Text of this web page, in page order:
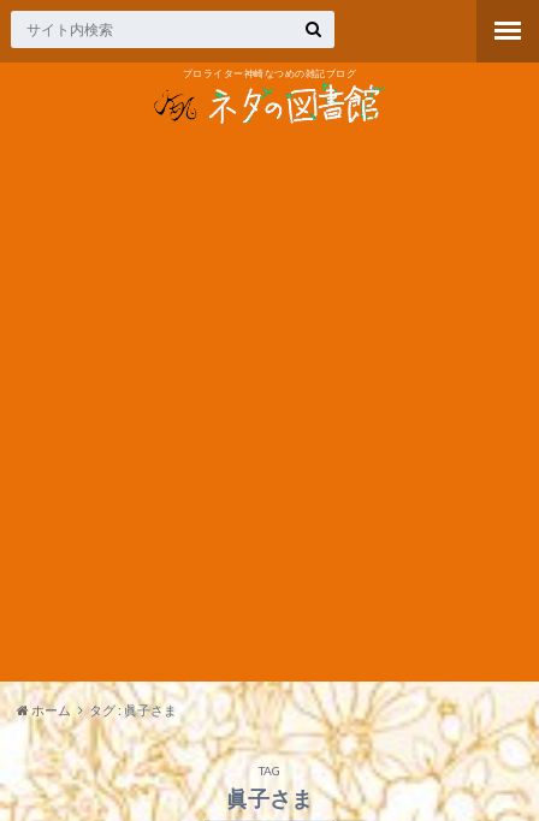
プロライター神崎なつめの雑記ブログ
ホーム タグ : 眞子さま
TAG
眞子さま